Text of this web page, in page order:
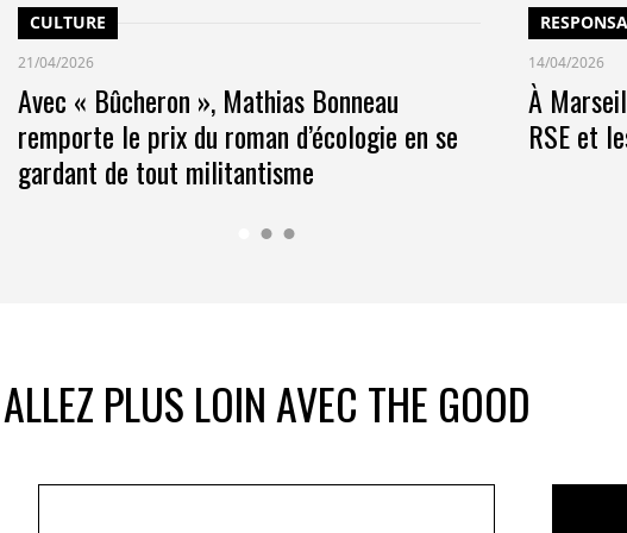
plus engageante personnellement, le
ce cadre, les coalitions d’entreprises permettent
la compétitivité. En unissant leurs forces, les
une industrie plus vertueuse, mais aussi
où exclusivité rime avec responsabilité.
CULTURE
21/04/2026
Avec « Bûcheron », Mathias Bonneau
remporte le prix du roman d’écologie en se
gardant de tout militantisme
14/04/2026
À
RSE et
ALLEZ PLUS LOIN AVEC THE GOOD